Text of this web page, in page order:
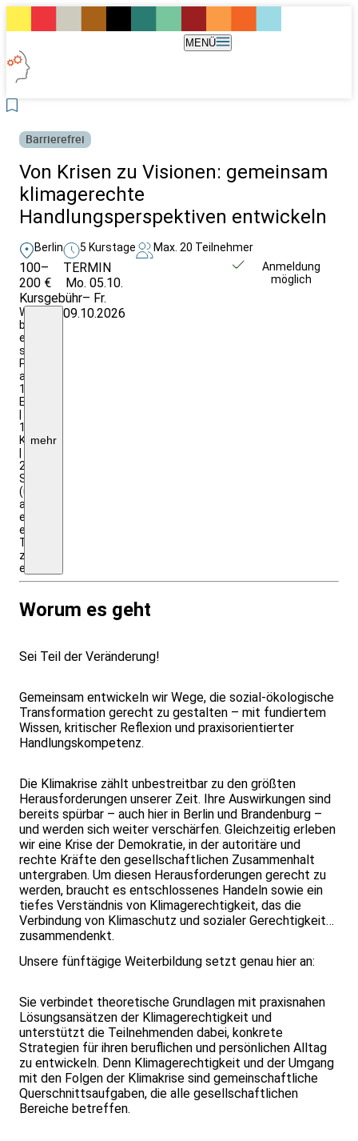
MENÜ
Barrierefrei
Von Krisen zu Visionen: gemeinsam
klimagerechte
Handlungsperspektiven entwickeln
Berlin 5 Kurstage Max. 20 Teilnehmer
100–
200 €
Kursgebühr
Wir
bieten
ein
solidarisches
Preissystem
an.
100€
Ermäßigt
150€
Kostendeckend
200€
Solipreis
(um
anderen
ein
ermäßigtes
Ticket
zu
ermöglichen).
mehr
TERMIN
Mo. 05.10.
– Fr.
09.10.2026
Anmeldung
möglich
Worum es geht
Sei Teil der Veränderung!
Gemeinsam entwickeln wir Wege, die sozial-ökologische
Transformation gerecht zu gestalten – mit fundiertem
Wissen, kritischer Reflexion und praxisorientierter
Handlungskompetenz.
Die Klimakrise zählt unbestreitbar zu den größten
Herausforderungen unserer Zeit. Ihre Auswirkungen sind
bereits spürbar – auch hier in Berlin und Brandenburg –
und werden sich weiter verschärfen. Gleichzeitig erleben
wir eine Krise der Demokratie, in der autoritäre und
rechte Kräfte den gesellschaftlichen Zusammenhalt
untergraben. Um diesen Herausforderungen gerecht zu
werden, braucht es entschlossenes Handeln sowie ein
tiefes Verständnis von Klimagerechtigkeit, das die
Verbindung von Klimaschutz und sozialer Gerechtigkeit
zusammendenkt.
Unsere fünftägige Weiterbildung setzt genau hier an:
Sie verbindet theoretische Grundlagen mit praxisnahen
Lösungsansätzen der Klimagerechtigkeit und
unterstützt die Teilnehmenden dabei, konkrete
Strategien für ihren beruflichen und persönlichen Alltag
zu entwickeln. Denn Klimagerechtigkeit und der Umgang
mit den Folgen der Klimakrise sind gemeinschaftliche
Querschnittsaufgaben, die alle gesellschaftlichen
Bereiche betreffen.